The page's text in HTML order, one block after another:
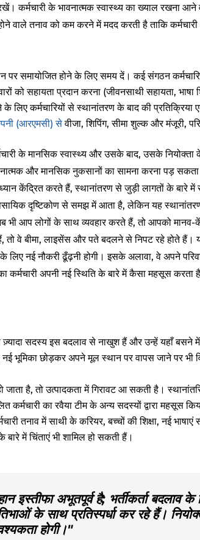
कर्मचारी के भावनात्मक स्वास्थ्य का ख्याल रखना आने
होने वाले तनाव को कम करने में मदद करती है ताकि
पर समायोजित होने के लिए समय दें। कई संगठन
को सहायता प्रदान करना (जीवनसाथी सहायता, भाषा
के लिए कर्मचारियों से स्थानांतरण के बाद की
(आरएमसी) सेवीजा, शिपिंग, सीमा शुल्क और मंजूरी,
के मानसिक स्वास्थ्य और उसके बाद, उसके
और मानसिक नुकसानों का सामना करना पड़
केंद्रित करते हैं, स्थानांतरण से जुड़ी लागतों के
दृष्टिकोण से समझ में आता है, लेकिन यह
आप लोगों के साथ व्यवहार करते हैं, तो आपको
वे बीमा, लाइसेंस और पते बदलने से निपट रहे होते हैं।
लिए नई नौकरी ढूँढ़नी होगी। इसके अलावा, वे अपने
कर्मचारी अपनी नई स्थिति के बारे में कैसा महसूस
सदस्य इस बदलाव से नाखुश हैं और उन्हें यहाँ बसने में
भूमिका छोड़कर अपने मूल स्थान पर वापस जाने पर भी
जाता है, तो उत्पादकता में गिरावट आ सकती है।
कर्मचारी का रवैया टीम के अन्य सदस्यों द्वारा महसूस
तनाव में साथी के करियर, बच्चों की शिक्षा, नई
बारे में चिंताएं भी शामिल हो सकती हैं।
इस्तीफा अभूतपूर्व है; भर्तीकर्ता बदलाव
के साथ प्रतिस्पर्धा कर रहे हैं।
होगी।"